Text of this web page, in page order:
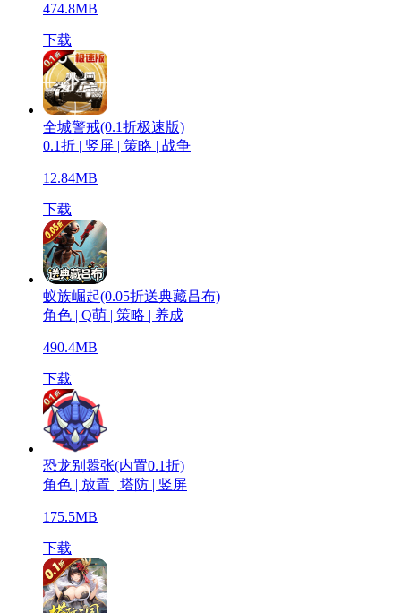
474.8MB
下载
全城警戒(0.1折极速版)
0.1折 | 竖屏 | 策略 | 战争
12.84MB
下载
蚁族崛起(0.05折送典藏吕布)
角色 | Q萌 | 策略 | 养成
490.4MB
下载
恐龙别嚣张(内置0.1折)
角色 | 放置 | 塔防 | 竖屏
175.5MB
下载